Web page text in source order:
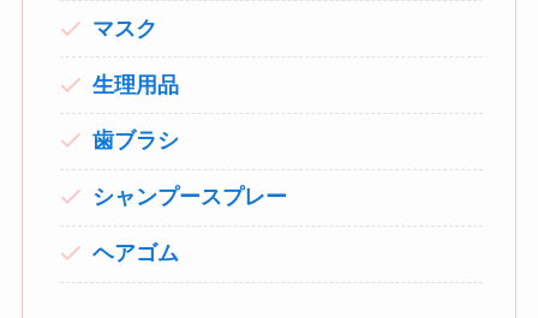
マスク
生理用品
歯ブラシ
シャンプースプレー
ヘアゴム